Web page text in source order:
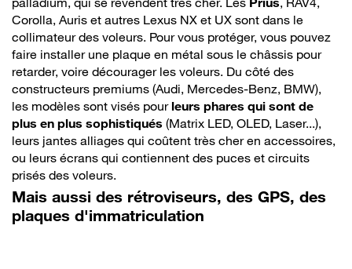
Corolla, Auris et autres Lexus NX et UX sont dans le
collimateur des voleurs. Pour vous protéger, vous pouvez
faire installer une plaque en métal sous le châssis pour
retarder, voire décourager les voleurs. Du côté des
constructeurs premiums (Audi, Mercedes-Benz, BMW),
les modèles sont visés pour leurs phares qui sont de
plus en plus sophistiqués (Matrix LED, OLED, Laser...),
leurs jantes alliages qui coûtent très cher en accessoires,
ou leurs écrans qui contiennent des puces et circuits
prisés des voleurs.
Mais aussi des rétroviseurs, des GPS, des
plaques d'immatriculation